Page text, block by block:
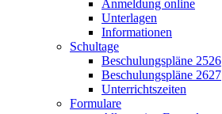
Anmeldung online
Unterlagen
Informationen
Schultage
Beschulungspläne 2526
Beschulungspläne 2627
Unterrichtszeiten
Formulare